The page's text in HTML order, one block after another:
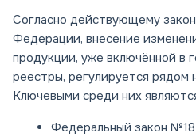
Согласно действующему
Федерации, внесение
продукции, уже включённой в
реестры, регулируется рядом
Ключевыми среди них
Федеральный закон